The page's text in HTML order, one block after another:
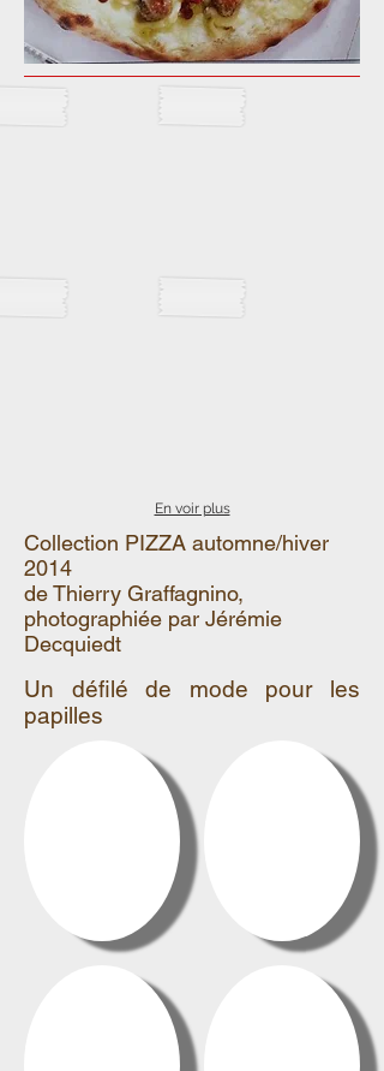
En voir plus
Collection PIZZA automne/hiver
2014
de Thierry Graffagnino,
photographiée par Jérémie
Decquiedt
Un défilé de mode pour les
papilles